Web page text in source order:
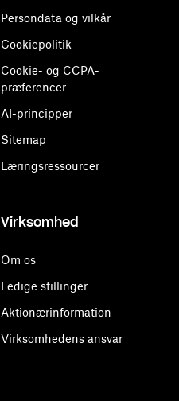
Persondata og vilkår
Cookiepolitik
Cookie- og CCPA-
præferencer
AI-principper
Sitemap
Læringsressourcer
Virksomhed
Om os
Ledige stillinger
Aktionærinformation
Virksomhedens ansvar